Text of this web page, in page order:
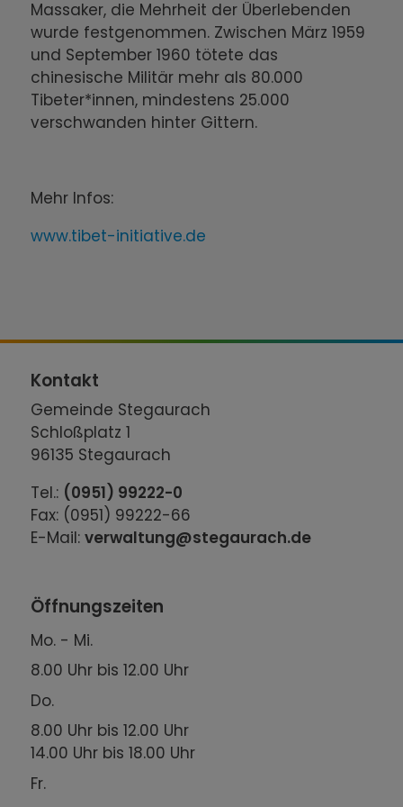
Massaker, die Mehrheit der Überlebenden
wurde festgenommen. Zwischen März 1959
und September 1960 tötete das
chinesische Militär mehr als 80.000
Tibeter*innen, mindestens 25.000
verschwanden hinter Gittern.
Mehr Infos:
www.tibet-initiative.de
Kontakt
Gemeinde Stegaurach
Schloßplatz 1
96135 Stegaurach
Tel.: (0951) 99222-0
Fax: (0951) 99222-66
E-Mail:verwaltung@stegaurach.de
Öffnungszeiten
Mo. - Mi.
8.00 Uhr bis 12.00 Uhr
Do.
8.00 Uhr bis 12.00 Uhr
14.00 Uhr bis 18.00 Uhr
Fr.